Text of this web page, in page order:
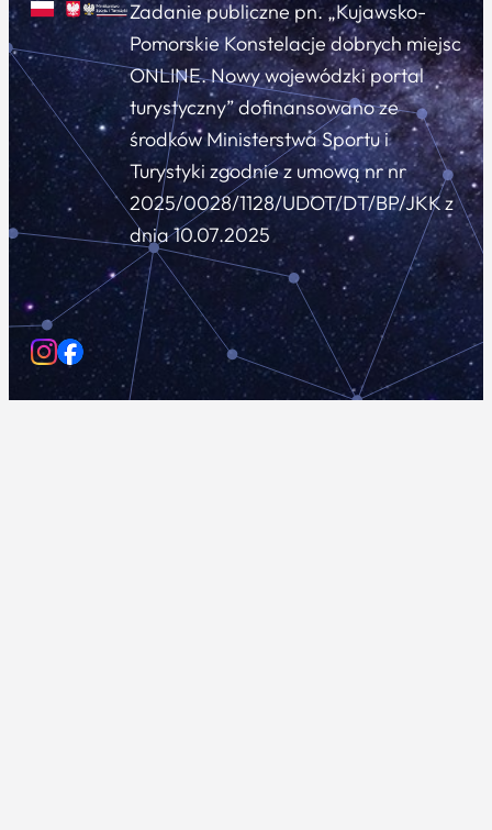
Zadanie publiczne pn. „Kujawsko-
Pomorskie Konstelacje dobrych miejsc
ONLINE. Nowy wojewódzki portal
turystyczny” dofinansowano ze
środków Ministerstwa Sportu i
Turystyki zgodnie z umową nr nr
2025/0028/1128/UDOT/DT/BP/JKK z
dnia 10.07.2025